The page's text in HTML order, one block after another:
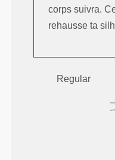
corps suivra.
rehausse ta
Regular